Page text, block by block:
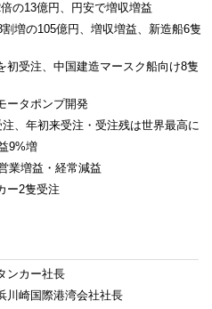
の13億円、円安で増収増益
増の105億円、増収増益、新造船6隻
初受注、中国建造マースク船向け8隻
ータポンプ開発
、年初来受注・受注残は世界最高に
9%増
業増益・経常減益
ー2隻受注
ンカー社長
川崎国際港湾会社社長